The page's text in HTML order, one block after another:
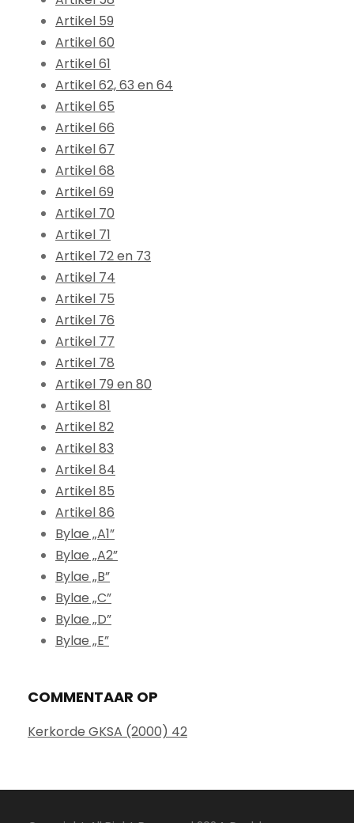
Artikel 59
Artikel 60
Artikel 61
Artikel 62, 63 en 64
Artikel 65
Artikel 66
Artikel 67
Artikel 68
Artikel 69
Artikel 70
Artikel 71
Artikel 72 en 73
Artikel 74
Artikel 75
Artikel 76
Artikel 77
Artikel 78
Artikel 79 en 80
Artikel 81
Artikel 82
Artikel 83
Artikel 84
Artikel 85
Artikel 86
Bylae „A1”
Bylae „A2”
Bylae „B”
Bylae „C”
Bylae „D”
Bylae „E”
COMMENTAAR OP
Kerkorde GKSA (2000) 42